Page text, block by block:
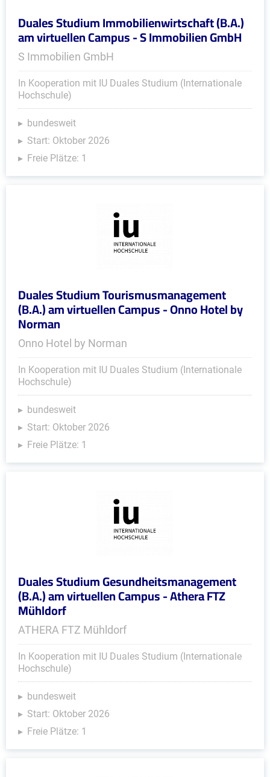
Duales Studium Immobilienwirtschaft (B.A.)
am virtuellen Campus - S Immobilien GmbH
S Immobilien GmbH
In Kooperation mit IU Duales Studium (Internationale
Hochschule)
bundesweit
Start: Oktober 2026
Freie Plätze: 1
Duales Studium Tourismusmanagement
(B.A.) am virtuellen Campus - Onno Hotel by
Norman
Onno Hotel by Norman
In Kooperation mit IU Duales Studium (Internationale
Hochschule)
bundesweit
Start: Oktober 2026
Freie Plätze: 1
Duales Studium Gesundheitsmanagement
(B.A.) am virtuellen Campus - Athera FTZ
Mühldorf
ATHERA FTZ Mühldorf
In Kooperation mit IU Duales Studium (Internationale
Hochschule)
bundesweit
Start: Oktober 2026
Freie Plätze: 1